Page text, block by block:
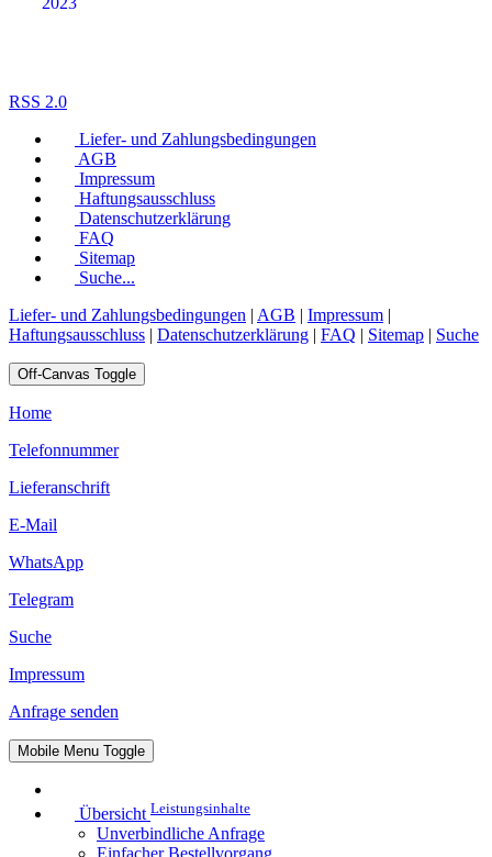
RSS 2.0
Liefer- und Zahlungsbedingungen
AGB
Impressum
Haftungsausschluss
Datenschutzerklärung
FAQ
Sitemap
Suche...
Liefer- und Zahlungsbedingungen | AGB | Impressum |
Haftungsausschluss | Datenschutzerklärung | FAQ | Sitemap | Suche
Off-Canvas Toggle
Home
Telefonnummer
Lieferanschrift
E-Mail
WhatsApp
Telegram
Suche
Impressum
Anfrage senden
Mobile Menu Toggle
Übersicht Leistungsinhalte
Unverbindliche Anfrage